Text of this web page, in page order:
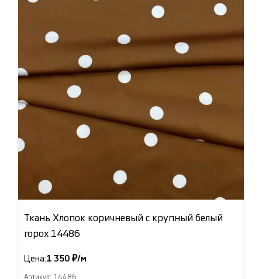
Ткань Хлопок коричневый с крупный белый
горох 14486
Цена:1 350 ₽/м
Артикул: 14486